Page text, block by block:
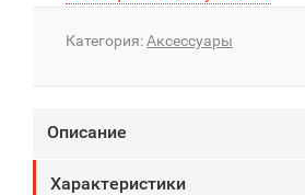
Категория:Аксессуары
Описание
Характеристики